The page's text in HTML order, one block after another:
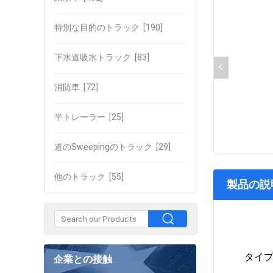
特別な目的のトラック [190]
下水道吸水トラック [83]
消防車 [72]
半トレーラー [25]
道のSweepingのトラック [29]
他のトラック [55]
企業との接触
製品の
タイ